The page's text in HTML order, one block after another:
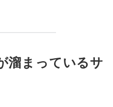
溜まっているサ